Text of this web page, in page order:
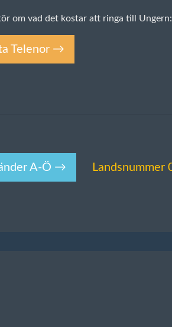
om vad det kostar att ringa till Ungern:
Telenor →
A-Ö →